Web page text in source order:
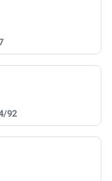
92